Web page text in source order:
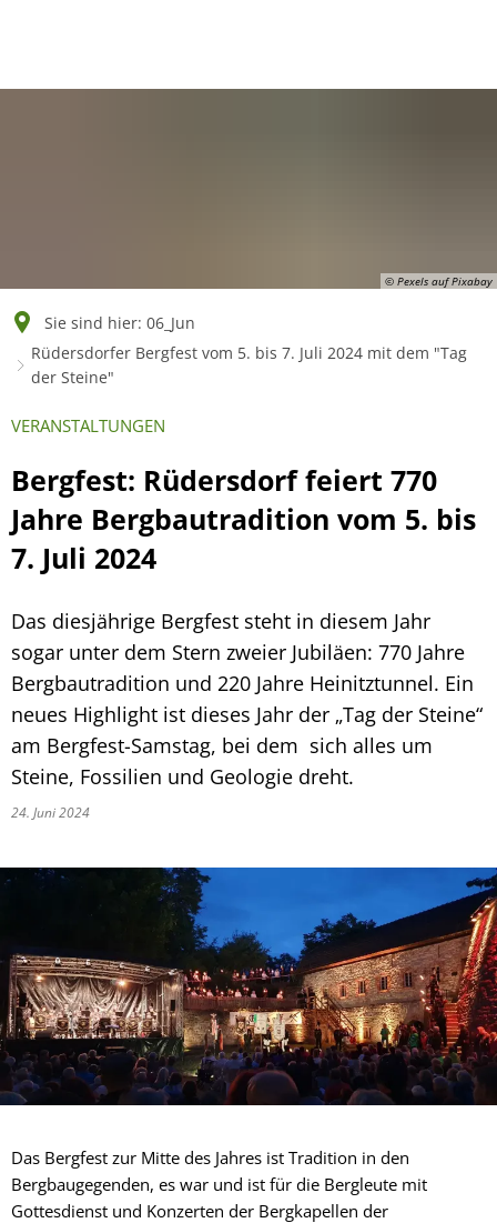
Deutsch
© Pexels auf Pixabay
Sie sind hier: 06_Jun
Rüdersdorfer Bergfest vom 5. bis 7. Juli 2024 mit dem "Tag
der Steine"
VERANSTALTUNGEN
Bergfest: Rüdersdorf feiert 770
Jahre Bergbautradition vom 5. bis
7. Juli 2024
Das diesjährige Bergfest steht in diesem Jahr
sogar unter dem Stern zweier Jubiläen: 770 Jahre
Bergbautradition und 220 Jahre Heinitztunnel. Ein
neues Highlight ist dieses Jahr der „Tag der Steine“
am Bergfest-Samstag, bei dem sich alles um
Steine, Fossilien und Geologie dreht.
24. Juni 2024
Das Bergfest zur Mitte des Jahres ist Tradition in den
Bergbaugegenden, es war und ist für die Bergleute mit
Gottesdienst und Konzerten der Bergkapellen der